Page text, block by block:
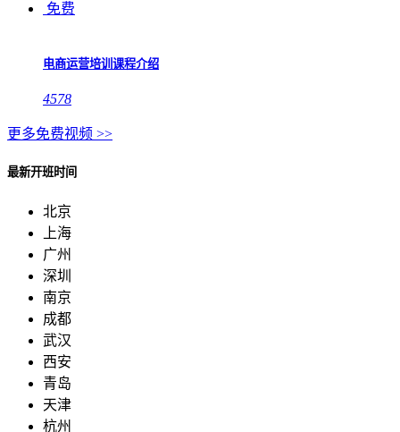
免费
电商运营培训课程介绍
4578
更多免费视频 >>
最新开班时间
北京
上海
广州
深圳
南京
成都
武汉
西安
青岛
天津
杭州